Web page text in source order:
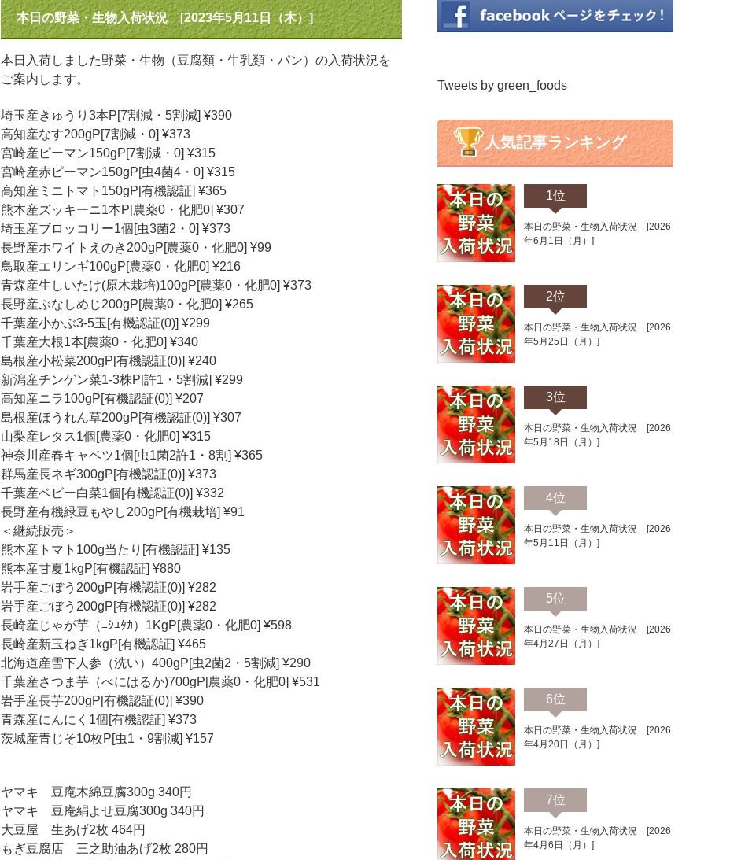
本日の野菜・生物入荷状況 [2023年5月11日（木）]
本日入荷しました野菜・生物（豆腐類・牛乳類・パン）の入荷状況を
ご案内します。
埼玉産きゅうり3本P[7割減・5割減] ¥390
高知産なす200gP[7割減・0] ¥373
宮崎産ピーマン150gP[7割減・0] ¥315
宮崎産赤ピーマン150gP[虫4菌4・0] ¥315
高知産ミニトマト150gP[有機認証] ¥365
熊本産ズッキーニ1本P[農薬0・化肥0] ¥307
埼玉産ブロッコリー1個[虫3菌2・0] ¥373
長野産ホワイトえのき200gP[農薬0・化肥0] ¥99
鳥取産エリンギ100gP[農薬0・化肥0] ¥216
青森産生しいたけ(原木栽培)100gP[農薬0・化肥0] ¥373
長野産ぶなしめじ200gP[農薬0・化肥0] ¥265
千葉産小かぶ3-5玉[有機認証(0)] ¥299
千葉産大根1本[農薬0・化肥0] ¥340
島根産小松菜200gP[有機認証(0)] ¥240
新潟産チンゲン菜1-3株P[許1・5割減] ¥299
高知産ニラ100gP[有機認証(0)] ¥207
島根産ほうれん草200gP[有機認証(0)] ¥307
山梨産レタス1個[農薬0・化肥0] ¥315
神奈川産春キャベツ1個[虫1菌2許1・8割] ¥365
群馬産長ネギ300gP[有機認証(0)] ¥373
千葉産ベビー白菜1個[有機認証(0)] ¥332
長野産有機緑豆もやし200gP[有機栽培] ¥91
＜継続販売＞
熊本産トマト100g当たり[有機認証] ¥135
熊本産甘夏1kgP[有機認証] ¥880
岩手産ごぼう200gP[有機認証(0)] ¥282
岩手産ごぼう200gP[有機認証(0)] ¥282
長崎産じゃが芋（ﾆｼﾕﾀｶ）1KgP[農薬0・化肥0] ¥598
長崎産新玉ねぎ1kgP[有機認証] ¥465
北海道産雪下人参（洗い）400gP[虫2菌2・5割減] ¥290
千葉産さつま芋（べにはるか)700gP[農薬0・化肥0] ¥531
岩手産長芋200gP[有機認証(0)] ¥390
青森産にんにく1個[有機認証] ¥373
茨城産青じそ10枚P[虫1・9割減] ¥157
ヤマキ 豆庵木綿豆腐300g 340円
ヤマキ 豆庵絹よせ豆腐300g 340円
大豆屋 生あげ2枚 464円
もぎ豆腐店 三之助油あげ2枚 280円
Tweets by green_foods
人気記事ランキング
1位
本日の野菜・生物入荷状況 [2026
年6月1日（月）]
2位
本日の野菜・生物入荷状況 [2026
年5月25日（月）]
3位
本日の野菜・生物入荷状況 [2026
年5月18日（月）]
4位
本日の野菜・生物入荷状況 [2026
年5月11日（月）]
5位
本日の野菜・生物入荷状況 [2026
年4月27日（月）]
6位
本日の野菜・生物入荷状況 [2026
年4月20日（月）]
7位
本日の野菜・生物入荷状況 [2026
年4月6日（月）]